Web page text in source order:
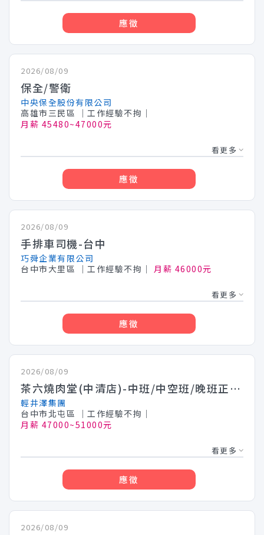
應徵
2026/08/09
保全/警衛
中央保全股份有限公司
高雄市三民區
│工作經驗不拘│
月薪 45480~47000元
看更多
應徵
2026/08/09
手排車司機-台中
巧舜企業有限公司
台中市大里區
│工作經驗不拘│ 月薪 46000元
看更多
應徵
2026/08/09
茶六燒肉堂(中清店)-中班/中空班/晚班正職人員月薪 47000-51000(需輪班)台中地區
輕井澤集團
台中市北屯區
│工作經驗不拘│
月薪 47000~51000元
看更多
應徵
2026/08/09